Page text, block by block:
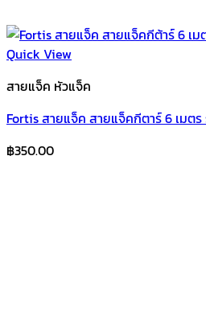
Quick View
สายแจ็ค หัวแจ็ค
Fortis สายแจ็ค สายแจ็คกีตาร์ 6 เมตร
฿350.00